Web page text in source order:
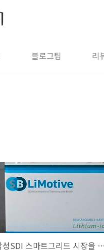
블로그팁 리
삼성SDI 스마트그리드 시장을 개척하다